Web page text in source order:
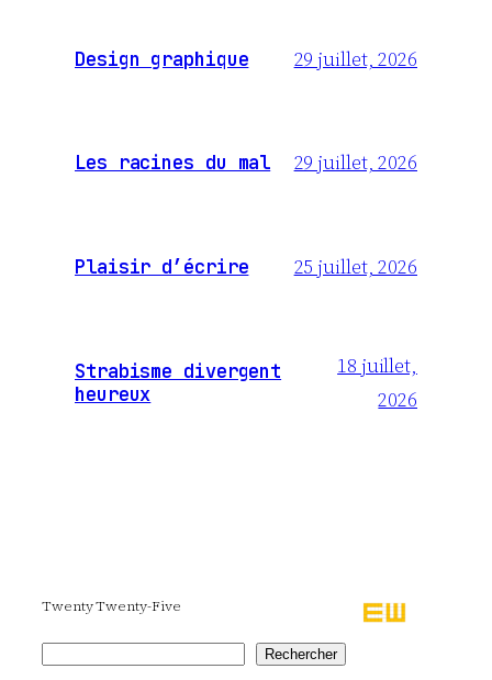
Design graphique 29 juillet, 2026
Les racines du mal 29 juillet, 2026
Plaisir d’écrire 25 juillet, 2026
Strabisme divergent
heureux
18 juillet,
2026
Twenty Twenty-Five
Rechercher